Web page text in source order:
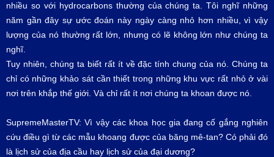
nhiều so với hydrocarbons thường của chúng ta. Tôi nghĩ những
năm gần đây sự ước đoán này ngày càng nhỏ hơn nhiều, vì vậy
lượng của nó thường rất lớn, nhưng có lẽ không lớn như chúng ta
nghĩ.
Tuy nhiên, chúng ta biết rất ít về đặc tính chung của nó. Chúng ta
chỉ có những khảo sát cần thiết trong những khu vực rất nhỏ ở vài
nơi trên khắp thế giới. Và chỉ rất ít nơi chúng ta khoan được nó.
SupremeMasterTV: Vì vậy các khoa học gia đang cố gắng nghiên
cứu điều gì từ các mẫu khoang được của băng mê-tan? Có phải đó
là lịch sử của địa cầu hay lịch sử của đại dương?